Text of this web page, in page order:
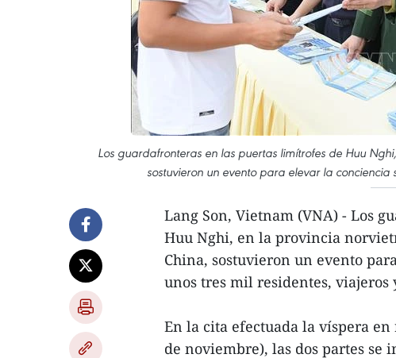
Los guardafronteras en las puertas limítrofes de Huu
sostuvieron un evento para elevar la
Lang Son, Vietnam (VNA) - Los
Huu Nghi, en la provincia
China, sostuvieron un evento
unos tres mil residentes, viajeros
En la cita efectuada la víspera
de noviembre), las dos partes